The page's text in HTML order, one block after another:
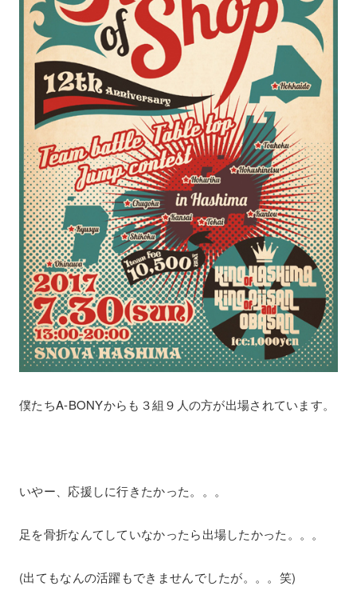
僕たちA-BONYからも３組９人の方が出場されています。
いやー、応援しに行きたかった。。。
足を骨折なんてしていなかったら出場したかった。。。
(出てもなんの活躍もできませんでしたが。。。笑)